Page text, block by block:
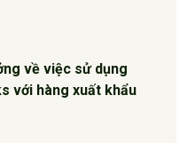
về việc sử dụng
với hàng xuất khẩu